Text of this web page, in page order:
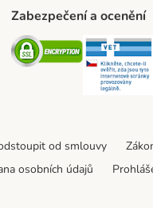
Zabezpečení a ocenění
Security
od smlouvy
osobních údajů